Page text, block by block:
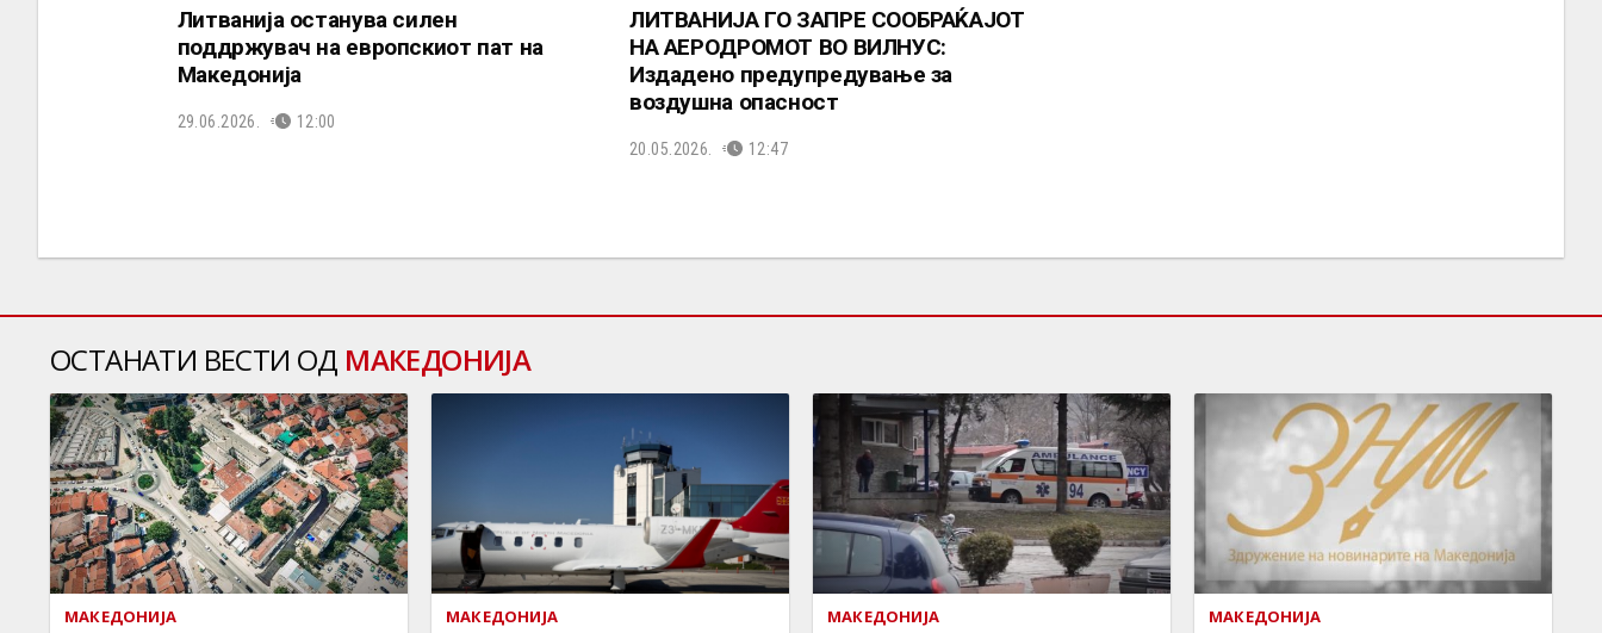
Литванија останува силен
поддржувач на европскиот пат на
Македонија
29.06.2026. 12:00
ЛИТВАНИЈА ГО ЗАПРЕ СООБРАЌАЈОТ
НА АЕРОДРОМОТ ВО ВИЛНУС:
Издадено предупредување за
воздушна опасност
20.05.2026. 12:47
ОСТАНАТИ ВЕСТИ ОД МАКЕДОНИЈА
МАКЕДОНИЈА МАКЕДОНИЈА МАКЕДОНИЈА МАКЕДОНИЈА